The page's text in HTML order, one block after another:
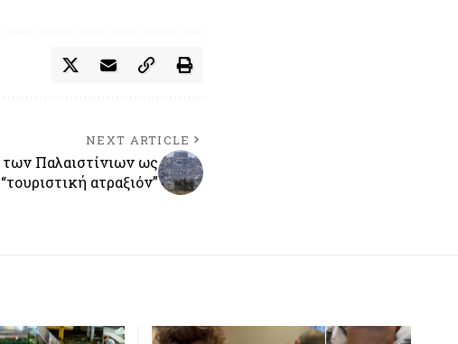
NEXT ARTICLE
Παλαιστίνιων ως
“τουριστική ατραξιόν”